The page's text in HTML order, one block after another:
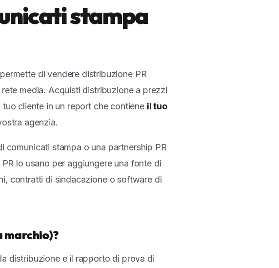
stampa
di vendere distribuzione PR
media. Acquisti distribuzione a prezzi
cliente in un report che contiene il tuo
agenzia.
comunicati stampa o una partnership PR
lo usano per aggiungere una fonte di
contratti di sindacazione o software di
marchio)?
distribuzione e il rapporto di prova di